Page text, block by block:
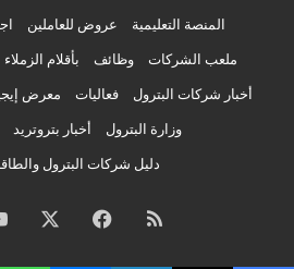
المنصة التعليمية عروض للعاملين
ملعب الشركات وظائف بأقلام الزملاء
أخبار شركات البترول فعاليات معرض
وزارة البترول أخبار بتروتريد
دليل شركات البترول
ملخصفيسبوك